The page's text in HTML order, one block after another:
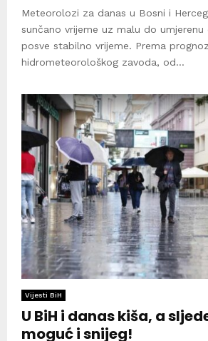
Meteorolozi za danas u Bosni i
sunčano vrijeme uz malu do
posve stabilno vrijeme. Prema
hidrometeorološkog zavoda, od...
Vijesti BiH
U BiH i danas kiša, a
moguć i snijeg!